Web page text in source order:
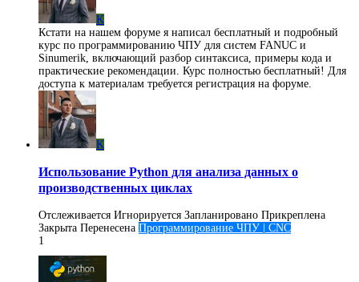
K
Кстати на нашем форуме я написал бесплатный и подробный
курс по программированию ЧПУ для систем FANUC и
Sinumerik, включающий разбор синтаксиса, примеры кода и
практические рекомендации. Курс полностью бесплатный! Для
доступа к материалам требуется регистрация на форуме.
K
Использование Python для анализа данных о
производственных циклах
Отслеживается Игнорируется Запланировано Прикреплена
Закрыта Перенесена Программирование ЧПУ | CNC
1